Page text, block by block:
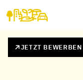
JETZT BEWERBEN